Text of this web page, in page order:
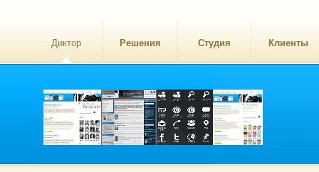
Диктор Решения Студия Клиенты